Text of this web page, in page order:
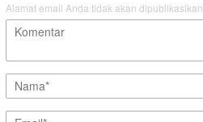
Alamat email Anda tidak akan dipublikasikan.